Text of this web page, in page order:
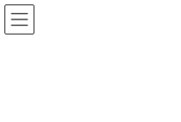
コ
ン
ナ
ビ